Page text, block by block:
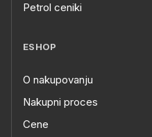
Petrol ceniki
ESHOP
O nakupovanju
Nakupni proces
Cene